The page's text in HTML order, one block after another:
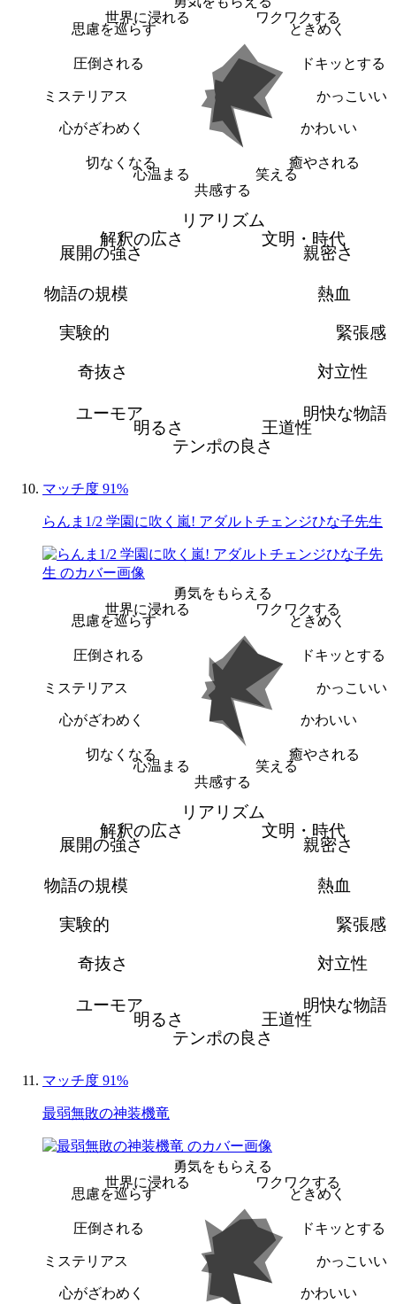
ワクワクする
ときめく
ドキッとする
かっこいい
かわいい
癒やされる
笑える
共感する
心温まる
切なくなる
心がざわめく
ミステリアス
圧倒される
思慮を巡らす
世界に浸れる
リアリズム
文明・時代
親密さ
熱血
緊張感
対立性
明快な物語
王道性
テンポの良さ
明るさ
ユーモア
奇抜さ
実験的
物語の規模
展開の強さ
解釈の広さ
マッチ度 91%
らんま1/2 学園に吹く嵐! アダルトチェンジひな子先生
勇気をもらえる
ワクワクする
ときめく
ドキッとする
かっこいい
かわいい
癒やされる
笑える
共感する
心温まる
切なくなる
心がざわめく
ミステリアス
圧倒される
思慮を巡らす
世界に浸れる
リアリズム
文明・時代
親密さ
熱血
緊張感
対立性
明快な物語
王道性
テンポの良さ
明るさ
ユーモア
奇抜さ
実験的
物語の規模
展開の強さ
解釈の広さ
マッチ度 91%
最弱無敗の神装機竜
勇気をもらえる
ワクワクする
ときめく
ドキッとする
かっこいい
かわいい
心がざわめく
ミステリアス
圧倒される
思慮を巡らす
世界に浸れる